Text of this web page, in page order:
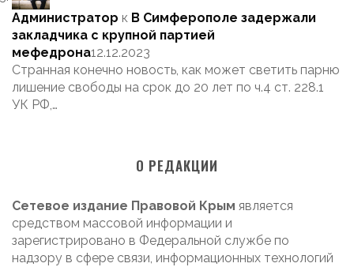
Администратор к В Симферополе задержали
закладчика с крупной партией
мефедрона12.12.2023
Странная конечно новость, как может светить парню
лишение свободы на срок до 20 лет по ч.4 ст. 228.1
УК РФ,…
О РЕДАКЦИИ
Сетевое издание Правовой Крым является
средством массовой информации и
зарегистрировано в Федеральной службе по
надзору в сфере связи, информационных технологий